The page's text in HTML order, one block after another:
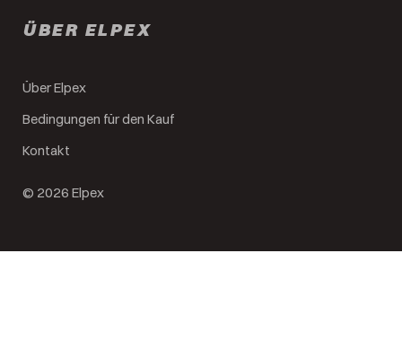
ÜBER ELPEX
Über Elpex
Bedingungen für den Kauf
Kontakt
© 2026 Elpex